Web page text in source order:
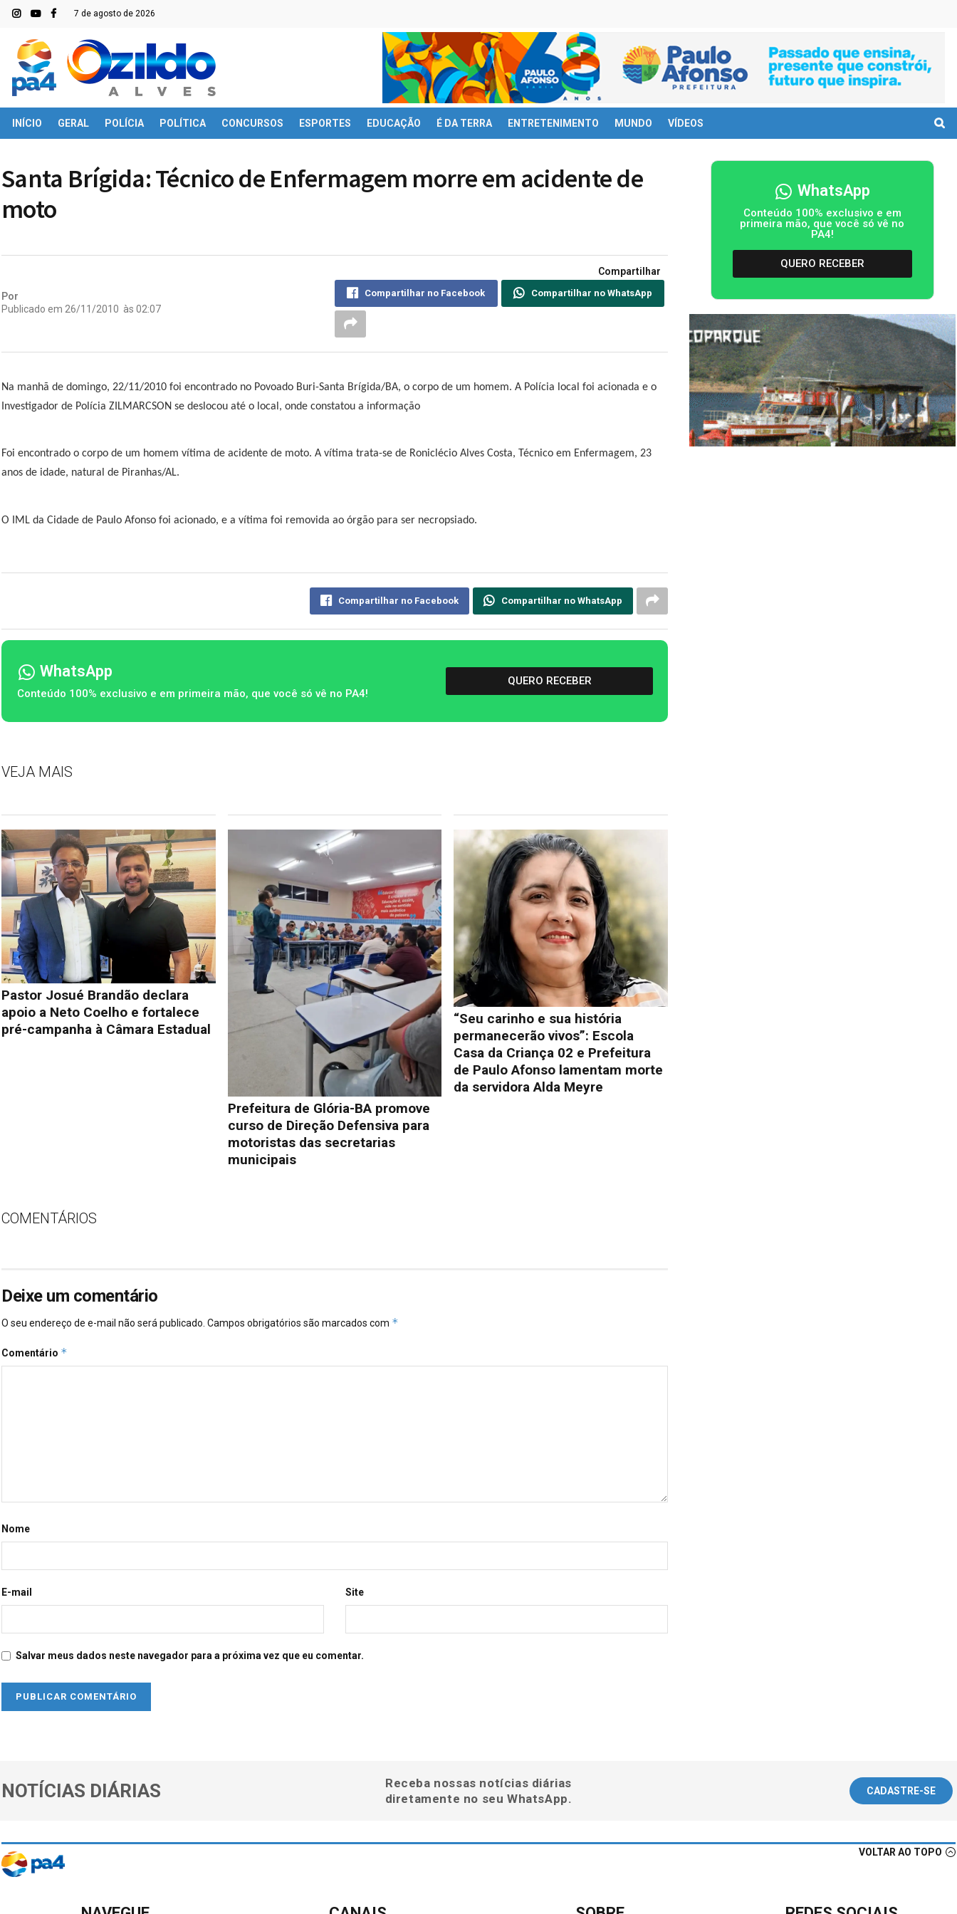
7 de agosto de 2026
INÍCIO GERAL POLÍCIA POLÍTICA CONCURSOS ESPORTES EDUCAÇÃO É DA TERRA ENTRETENIMENTO MUNDO VÍDEOS
Santa Brígida: Técnico de Enfermagem morre em acidente de
moto
Por
Publicado em 26/11/2010 às 02:07
Compartilhar
Compartilhar no Facebook Compartilhar no WhatsApp
Na manhã de domingo, 22/11/2010 foi encontrado no Povoado Buri-Santa Brígida/BA, o corpo de um homem. A Polícia local foi acionada e o
Investigador de Polícia ZILMARCSON se deslocou até o local, onde constatou a informação
Foi encontrado o corpo de um homem vítima de acidente de moto. A vítima trata-se de Roniclécio Alves Costa, Técnico em Enfermagem, 23
anos de idade, natural de Piranhas/AL.
O IML da Cidade de Paulo Afonso foi acionado, e a vítima foi removida ao órgão para ser necropsiado.
Compartilhar no Facebook Compartilhar no WhatsApp
WhatsApp
Conteúdo 100% exclusivo e em primeira mão, que você só vê no PA4!
QUERO RECEBER
VEJA MAIS
Pastor Josué Brandão declara
apoio a Neto Coelho e fortalece
pré-campanha à Câmara Estadual
Prefeitura de Glória-BA promove
curso de Direção Defensiva para
motoristas das secretarias
municipais
“Seu carinho e sua história
permanecerão vivos”: Escola
Casa da Criança 02 e Prefeitura
de Paulo Afonso lamentam morte
da servidora Alda Meyre
COMENTÁRIOS
Deixe um comentário
O seu endereço de e-mail não será publicado. Campos obrigatórios são marcados com *
Comentário *
Nome
E-mail Site
Salvar meus dados neste navegador para a próxima vez que eu comentar.
WhatsApp
Conteúdo 100% exclusivo e em
primeira mão, que você só vê no
PA4!
QUERO RECEBER
NOTÍCIAS DIÁRIAS
Receba nossas notícias diárias
diretamente no seu WhatsApp.
CADASTRE-SE
VOLTAR AO TOPO